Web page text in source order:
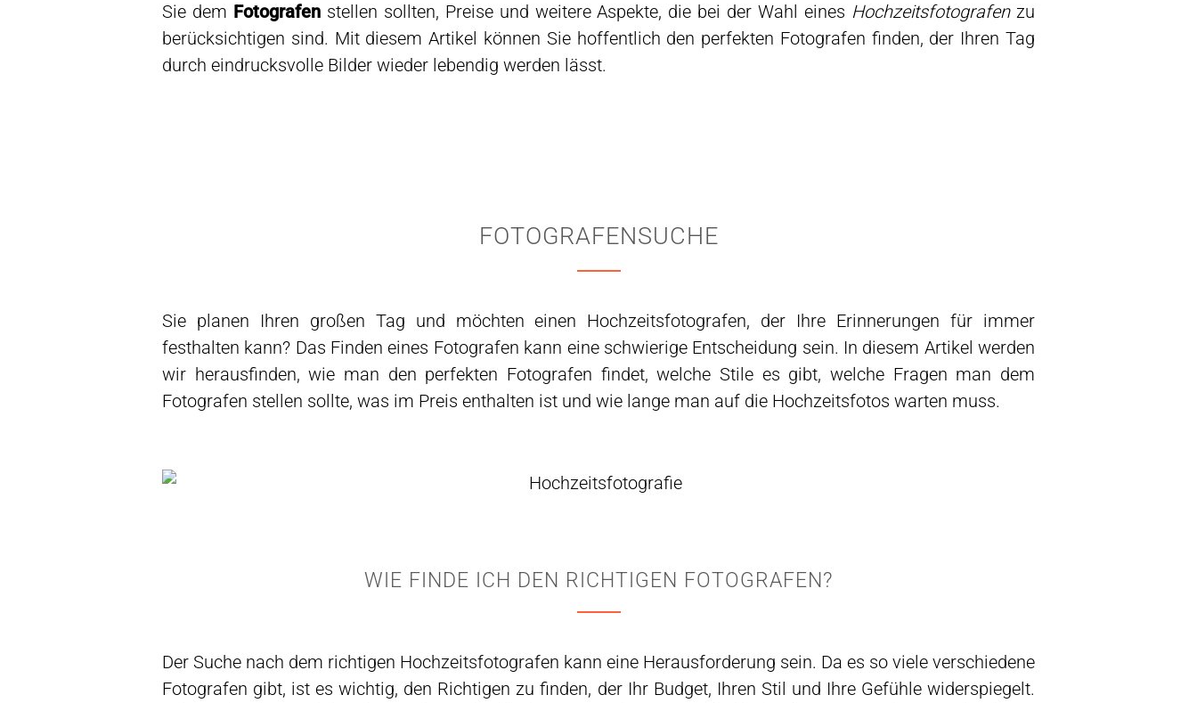
Sie dem Fotografenstellen sollten, Preise und weitere Aspekte, die bei der Wahl eines Hochzeitsfotografenzu
berücksichtigen sind. Mit diesem Artikel können Sie hoffentlich den perfekten Fotografen finden, der Ihren Tag
durch eindrucksvolle Bilder wieder lebendig werden lässt.
FOTOGRAFENSUCHE
Sie planen Ihren großen Tag und möchten einen Hochzeitsfotografen, der Ihre Erinnerungen für immer
festhalten kann? Das Finden eines Fotografen kann eine schwierige Entscheidung sein. In diesem Artikel werden
wir herausfinden, wie man den perfekten Fotografen findet, welche Stile es gibt, welche Fragen man dem
Fotografen stellen sollte, was im Preis enthalten ist und wie lange man auf die Hochzeitsfotos warten muss.
WIE FINDE ICH DEN RICHTIGEN FOTOGRAFEN?
Der Suche nach dem richtigen Hochzeitsfotografen kann eine Herausforderung sein. Da es so viele verschiedene
Fotografen gibt, ist es wichtig, den Richtigen zu finden, der Ihr Budget, Ihren Stil und Ihre Gefühle widerspiegelt.